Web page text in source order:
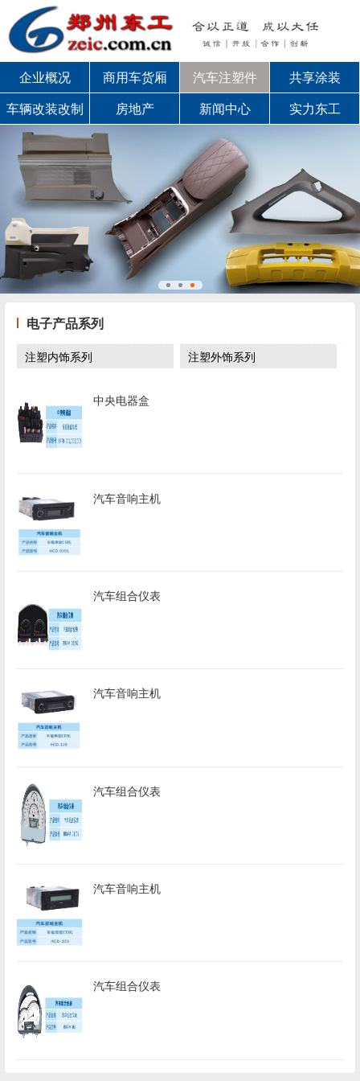
企业概况 商用车货厢 汽车注塑件
共享涂装
车辆改装改制
房地产 新闻中心 实力东工
电子产品系列
注塑内饰系列 注塑外饰系列
中央电器盒
汽车音响主机
汽车组合仪表
汽车音响主机
汽车组合仪表
汽车音响主机
汽车组合仪表